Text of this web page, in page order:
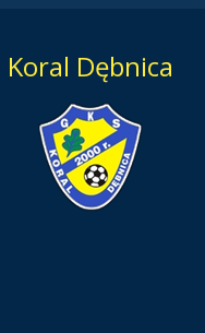
Koral Dębnica